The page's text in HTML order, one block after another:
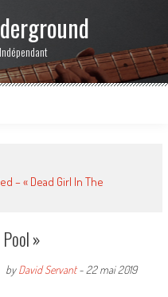
– « Dead Girl In The
»
byDavid Servant- 22 mai 2019